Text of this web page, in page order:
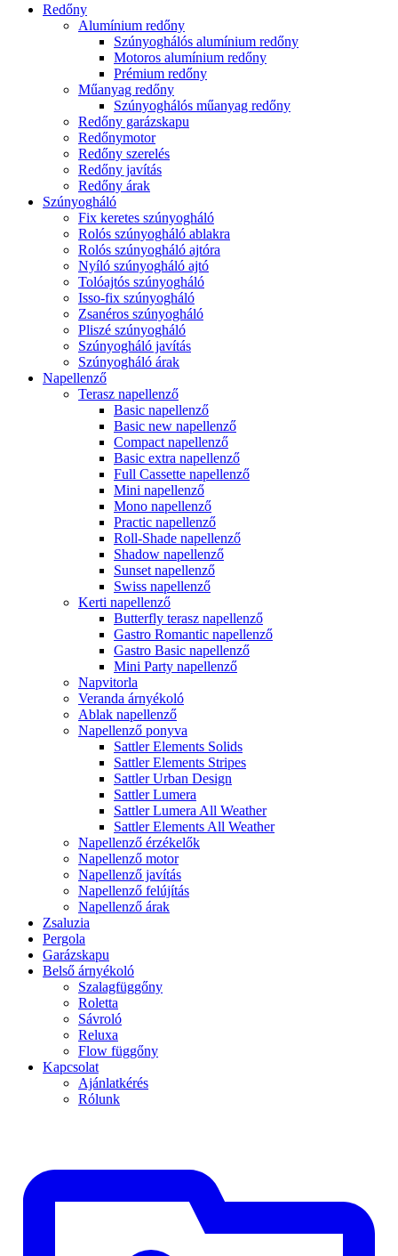
Redőny
Alumínium redőny
Szúnyoghálós alumínium redőny
Motoros alumínium redőny
Prémium redőny
Műanyag redőny
Szúnyoghálós műanyag redőny
Redőny garázskapu
Redőnymotor
Redőny szerelés
Redőny javítás
Redőny árak
Szúnyogháló
Fix keretes szúnyogháló
Rolós szúnyogháló ablakra
Rolós szúnyogháló ajtóra
Nyíló szúnyogháló ajtó
Tolóajtós szúnyogháló
Isso-fix szúnyogháló
Zsanéros szúnyogháló
Pliszé szúnyogháló
Szúnyogháló javítás
Szúnyogháló árak
Napellenző
Terasz napellenző
Basic napellenző
Basic new napellenző
Compact napellenző
Basic extra napellenző
Full Cassette napellenző
Mini napellenző
Mono napellenző
Practic napellenző
Roll-Shade napellenző
Shadow napellenző
Sunset napellenző
Swiss napellenző
Kerti napellenző
Butterfly terasz napellenző
Gastro Romantic napellenző
Gastro Basic napellenző
Mini Party napellenző
Napvitorla
Veranda árnyékoló
Ablak napellenző
Napellenző ponyva
Sattler Elements Solids
Sattler Elements Stripes
Sattler Urban Design
Sattler Lumera
Sattler Lumera All Weather
Sattler Elements All Weather
Napellenző érzékelők
Napellenző motor
Napellenző javítás
Napellenző felújítás
Napellenző árak
Zsaluzia
Pergola
Garázskapu
Belső árnyékoló
Szalagfüggőny
Roletta
Sávroló
Reluxa
Flow függőny
Kapcsolat
Ajánlatkérés
Rólunk